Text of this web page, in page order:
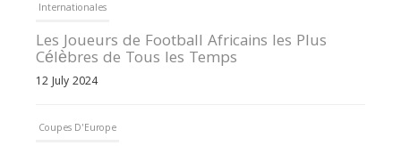
Internationales
Les Joueurs de Football Africains les Plus
Célèbres de Tous les Temps
12 July 2024
Coupes D'Europe